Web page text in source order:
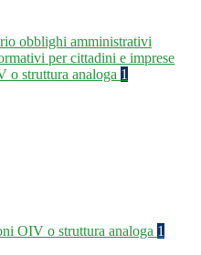
obblighi amministrativi
per cittadini e imprese
o struttura analoga 1
OIV o struttura analoga 1